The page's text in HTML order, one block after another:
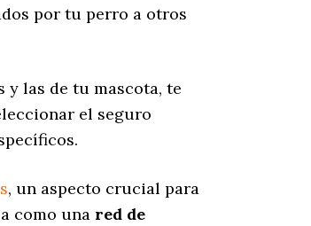
por tu perro a otros
y las de tu mascota, te
el seguro
, un aspecto crucial para
como una red de